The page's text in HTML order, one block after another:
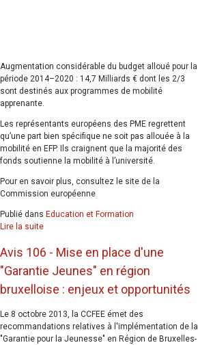
Augmentation considérable du budget alloué pour la
période 2014–2020 : 14,7 Milliards € dont les 2/3
sont destinés aux programmes de mobilité
apprenante.
Les représentants européens des PME regrettent
qu’une part bien spécifique ne soit pas allouée à la
mobilité en EFP. Ils craignent que la majorité des
fonds soutienne la mobilité à l’université.
Pour en savoir plus, consultez le site de la
Commission européenne
Publié dans Education et Formation
Lire la suite
Avis 106 - Mise en place d'une
"Garantie Jeunes" en région
bruxelloise : enjeux et opportunités
Le 8 octobre 2013, la CCFEE émet des
recommandations relatives à l'implémentation de la
"Garantie pour la Jeunesse" en Région de Bruxelles-